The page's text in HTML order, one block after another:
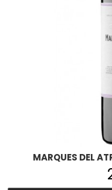
MARQUES DEL